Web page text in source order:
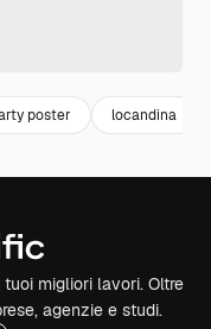
poster locandina
migliori lavori. Oltre
agenzie e studi.